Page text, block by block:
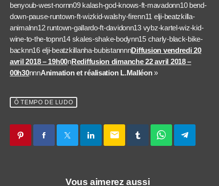
benyoub-west-nornn09 kalash-god-knows-ft-mavadonn10 bend-
down-pause-runtown-ft-wizkid-walshy-firenn11 elji-beatzkilla-
animalnn12 runtown-gallardo-ft-davidonn13 vybz-kartel-wiz-kid-
wine-to-the-topnn14 skales-shake-bodynn15 charly-black-bike-
backnn16 elji-beatzkillanha-bubistannnnDiffusion vendredi 20
avril 2018 – 19h00nRediffusion dimanche 22 avril 2018 –
00h30nnnAnimation et réalisation L.Malléon»
Ô TEMPO DE LUDO
email
Vous aimerez aussi